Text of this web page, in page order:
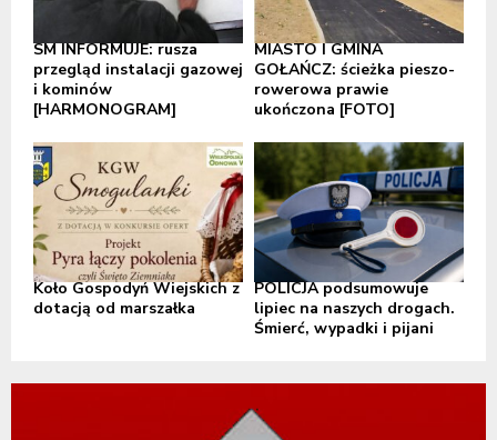
SM INFORMUJE: rusza
przegląd instalacji gazowej
i kominów
[HARMONOGRAM]
MIASTO I GMINA
GOŁAŃCZ: ścieżka pieszo-
rowerowa prawie
ukończona [FOTO]
Koło Gospodyń Wiejskich z
dotacją od marszałka
POLICJA podsumowuje
lipiec na naszych drogach.
Śmierć, wypadki i pijani